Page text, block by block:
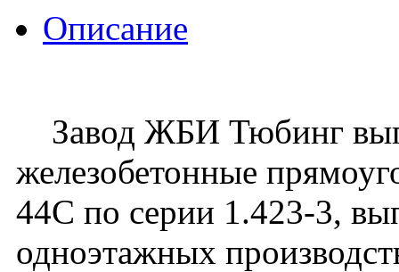
Описание
Завод ЖБИ Тюбинг
железобетонные
44C по серии 1.423-3,
одноэтажных